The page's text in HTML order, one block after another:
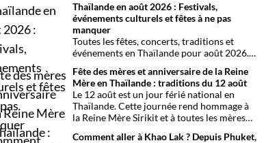
Thaïlande en août 2026 : Festivals,
événements culturels et fêtes à ne pas
manquer
Toutes les fêtes, concerts, traditions et
événements en Thaïlande pour août 2026.
pour organiser son voyage.
Fête des mères et anniversaire de la Reine
Mère en Thaïlande : traditions du 12 août
Le 12 août est un jour férié national en
Thaïlande. Cette journée rend hommage à
la Reine Mère Sirikit et à toutes les mères
Comment aller à Khao Lak ? Depuis Phuket,